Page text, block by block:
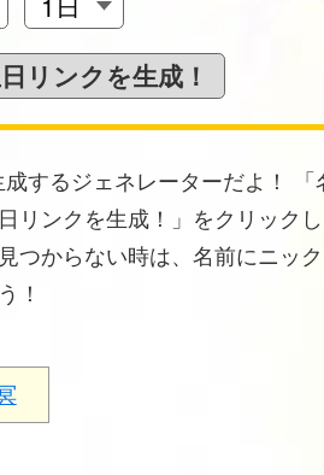
成するジェネレーターだよ！ 「
リンクを生成！」をクリック
つからない時は、名前にニッ
！